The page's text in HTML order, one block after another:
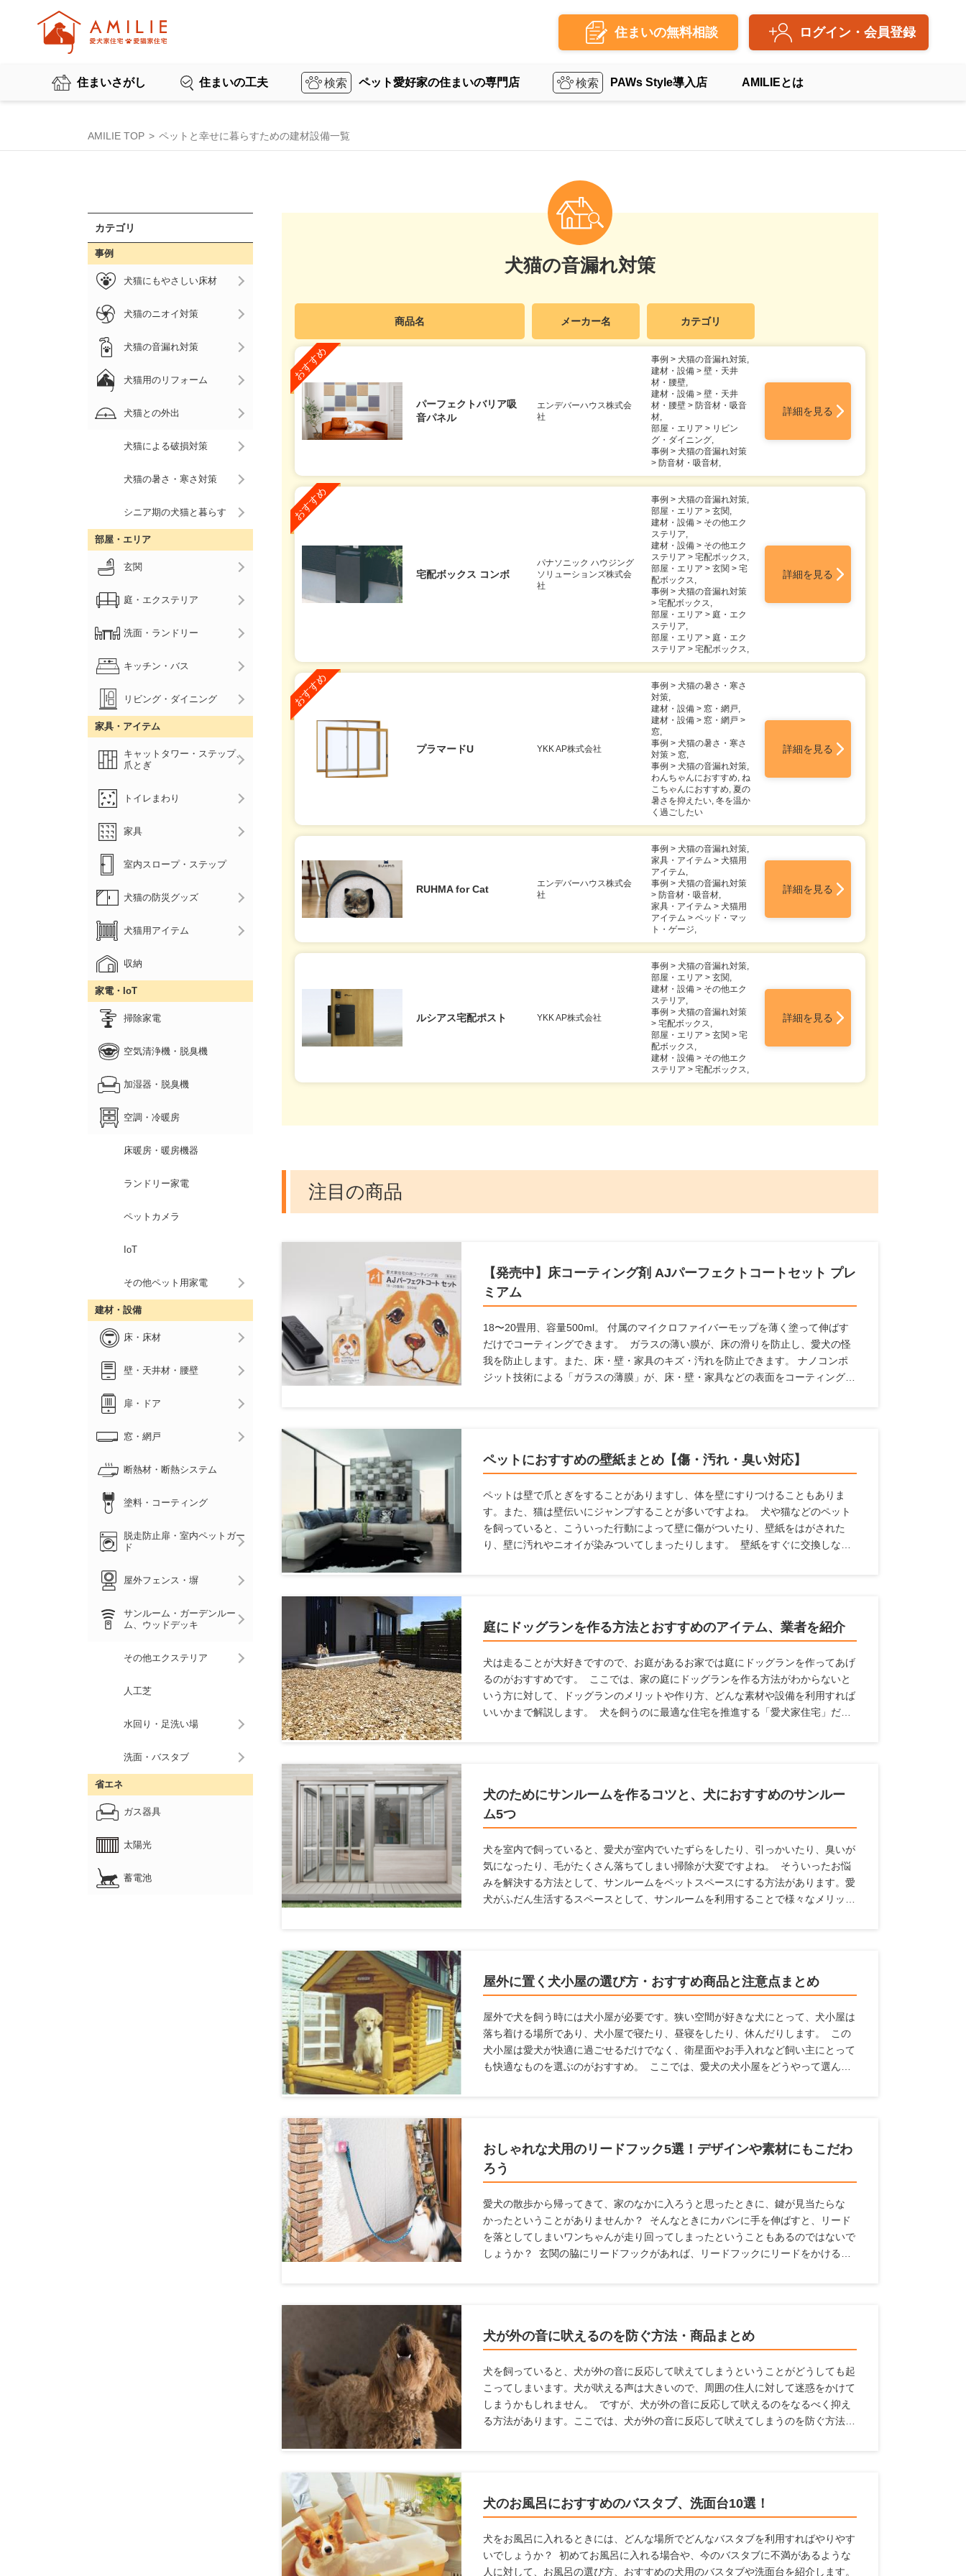
住まいの無料相談 ログイン・会員登録
住まいさがし 住まいの工夫 ペット愛好家の住まいの専門店 PAWs Style導入店 AMILIEとは
AMILIE TOP ペットと幸せに暮らすための建材設備一覧
犬猫の音漏れ対策
商品名 メーカー名 カテゴリ
パーフェクトバリア吸
音パネル
エンデバーハウス株式会
社
事例 > 犬猫の音漏れ対策,
建材・設備 > 壁・天井
材・腰壁,
建材・設備 > 壁・天井
材・腰壁 > 防音材・吸音
材,
部屋・エリア > リビン
グ・ダイニング,
事例 > 犬猫の音漏れ対策
> 防音材・吸音材,
詳細を見る
宅配ボックス コンボ
パナソニック ハウジング
ソリューションズ株式会
社
事例 > 犬猫の音漏れ対策,
部屋・エリア > 玄関,
建材・設備 > その他エク
ステリア,
建材・設備 > その他エク
ステリア > 宅配ボックス,
部屋・エリア > 玄関 > 宅
配ボックス,
事例 > 犬猫の音漏れ対策
> 宅配ボックス,
部屋・エリア > 庭・エク
ステリア,
部屋・エリア > 庭・エク
ステリア > 宅配ボックス,
詳細を見る
プラマードU YKK AP株式会社
事例 > 犬猫の暑さ・寒さ
対策,
建材・設備 > 窓・網戸,
建材・設備 > 窓・網戸 >
窓,
事例 > 犬猫の暑さ・寒さ
対策 > 窓,
事例 > 犬猫の音漏れ対策,
わんちゃんにおすすめ, ね
こちゃんにおすすめ, 夏の
暑さを抑えたい, 冬を温か
く過ごしたい
詳細を見る
RUHMA for Cat
エンデバーハウス株式会
社
事例 > 犬猫の音漏れ対策,
家具・アイテム > 犬猫用
アイテム,
事例 > 犬猫の音漏れ対策
> 防音材・吸音材,
家具・アイテム > 犬猫用
アイテム > ベッド・マッ
ト・ゲージ,
詳細を見る
ルシアス宅配ポスト YKK AP株式会社
事例 > 犬猫の音漏れ対策,
部屋・エリア > 玄関,
建材・設備 > その他エク
ステリア,
事例 > 犬猫の音漏れ対策
> 宅配ボックス,
部屋・エリア > 玄関 > 宅
配ボックス,
建材・設備 > その他エク
ステリア > 宅配ボックス,
詳細を見る
注目の商品
【発売中】床コーティング剤 AJパーフェクトコートセット プレ
ミアム
18〜20畳用、容量500ml。 付属のマイクロファイバーモップを薄く塗って伸ばす
だけでコーティングできます。 ガラスの薄い膜が、床の滑りを防止し、愛犬の怪
我を防止します。また、床・壁・家具のキズ・汚れを防止できます。 ナノコンポ
ジット技術による「ガラスの薄膜」が、床・壁・家具などの表面をコーティング。
ペットにおすすめの壁紙まとめ【傷・汚れ・臭い対応】
ペットは壁で爪とぎをすることがありますし、体を壁にすりつけることもありま
す。また、猫は壁伝いにジャンプすることが多いですよね。 犬や猫などのペット
を飼っていると、こういった行動によって壁に傷がついたり、壁紙をはがされた
り、壁に汚れやニオイが染みついてしまったりします。 壁紙をすぐに交換しなく
庭にドッグランを作る方法とおすすめのアイテム、業者を紹介
犬は走ることが大好きですので、お庭があるお家では庭にドッグランを作ってあげ
るのがおすすめです。 ここでは、家の庭にドッグランを作る方法がわからないと
いう方に対して、ドッグランのメリットや作り方、どんな素材や設備を利用すれば
いいかまで解説します。 犬を飼うのに最適な住宅を推進する「愛犬家住宅」だか
犬のためにサンルームを作るコツと、犬におすすめのサンルー
ム5つ
犬を室内で飼っていると、愛犬が室内でいたずらをしたり、引っかいたり、臭いが
気になったり、毛がたくさん落ちてしまい掃除が大変ですよね。 そういったお悩
みを解決する方法として、サンルームをペットスペースにする方法があります。愛
犬がふだん生活するスペースとして、サンルームを利用することで様々なメリット
します。
屋外に置く犬小屋の選び方・おすすめ商品と注意点まとめ
屋外で犬を飼う時には犬小屋が必要です。狭い空間が好きな犬にとって、犬小屋は
落ち着ける場所であり、犬小屋で寝たり、昼寝をしたり、休んだりします。 この
犬小屋は愛犬が快適に過ごせるだけでなく、衛星面やお手入れなど飼い主にとって
も快適なものを選ぶのがおすすめ。 ここでは、愛犬の犬小屋をどうやって選んだ
おしゃれな犬用のリードフック5選！デザインや素材にもこだわ
ろう
愛犬の散歩から帰ってきて、家のなかに入ろうと思ったときに、鍵が見当たらな
かったということがありませんか？ そんなときにカバンに手を伸ばすと、リード
を落としてしまいワンちゃんが走り回ってしまったということもあるのではないで
しょうか？ 玄関の脇にリードフックがあれば、リードフックにリードをかけるこ
犬が外の音に吠えるのを防ぐ方法・商品まとめ
犬を飼っていると、犬が外の音に反応して吠えてしまうということがどうしても起
こってしまいます。犬が吠える声は大きいので、周囲の住人に対して迷惑をかけて
しまうかもしれません。 ですが、犬が外の音に反応して吠えるのをなるべく抑え
る方法があります。ここでは、犬が外の音に反応して吠えてしまうのを防ぐ方法、
犬のお風呂におすすめのバスタブ、洗面台10選！
犬をお風呂に入れるときには、どんな場所でどんなバスタブを利用すればやりやす
いでしょうか？ 初めてお風呂に入れる場合や、今のバスタブに不満があるような
人に対して、お風呂の選び方、おすすめの犬用のバスタブや洗面台を紹介します。
カテゴリ
事例
犬猫にもやさしい床材
犬猫のニオイ対策
犬猫の音漏れ対策
犬猫用のリフォーム
犬猫との外出
犬猫による破損対策
犬猫の暑さ・寒さ対策
シニア期の犬猫と暮らす
部屋・エリア
玄関
庭・エクステリア
洗面・ランドリー
キッチン・バス
リビング・ダイニング
家具・アイテム
キャットタワー・ステップ、
爪とぎ
トイレまわり
家具
室内スロープ・ステップ
犬猫の防災グッズ
犬猫用アイテム
収納
家電・IoT
掃除家電
空気清浄機・脱臭機
加湿器・脱臭機
空調・冷暖房
床暖房・暖房機器
ランドリー家電
ペットカメラ
IoT
その他ペット用家電
建材・設備
床・床材
壁・天井材・腰壁
扉・ドア
窓・網戸
断熱材・断熱システム
塗料・コーティング
脱走防止扉・室内ペットガー
ド
屋外フェンス・塀
サンルーム・ガーデンルー
ム、ウッドデッキ
その他エクステリア
人工芝
水回り・足洗い場
洗面・バスタブ
省エネ
ガス器具
太陽光
蓄電池